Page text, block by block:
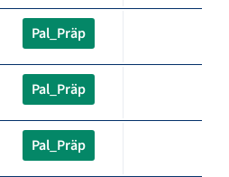
Pal_Präp
Pal_Präp
Pal_Präp